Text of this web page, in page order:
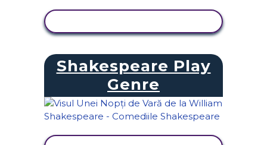
Shakespeare Play
Genre